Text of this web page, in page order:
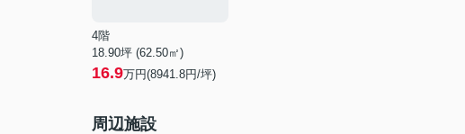
4階
18.90坪 (62.50㎡)
16.9万円(8941.8円/坪)
周辺施設